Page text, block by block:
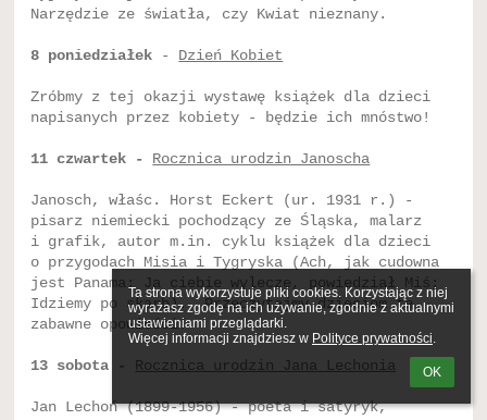
Ta strona wykorzystuje pliki cookies. Korzystając z niej
wyrażasz zgodę na ich używanie, zgodnie z aktualnymi
ustawieniami przeglądarki.
Więcej informacji znajdziesz w Polityce prywatności.
OK
Narzędzie ze światła, czy Kwiat nieznany.
8 poniedziałek - Dzień Kobiet
Zróbmy z tej okazji wystawę książek dla dzieci
napisanych przez kobiety - będzie ich mnóstwo!
11 czwartek - Rocznica urodzin Janoscha
Janosch, właśc. Horst Eckert (ur. 1931 r.) -
pisarz niemiecki pochodzący ze Śląska, malarz
i grafik, autor m.in. cyklu książek dla dzieci
o przygodach Misia i Tygryska (Ach, jak cudowna
jest Panama; Ja ciebie wyleczę, powiedział Miś;
Idziemy po skarb). Przeczytajmy dzieciom te
zabawne opowieści!
13 sobota - Rocznica urodzin Jana Lechonia
Jan Lechoń (1899-1956) - poeta i satyryk,